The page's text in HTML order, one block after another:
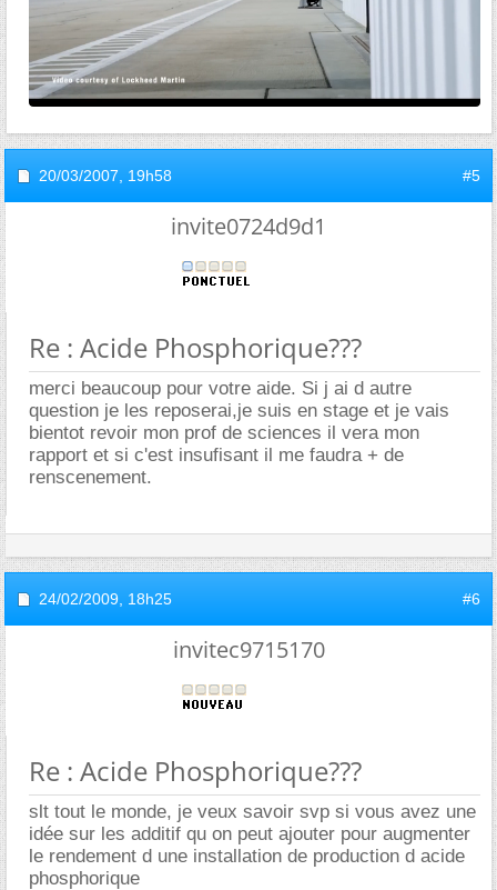
20/03/2007, 19h58 #5
invite0724d9d1
Re : Acide Phosphorique???
merci beaucoup pour votre aide. Si j ai d autre
question je les reposerai,je suis en stage et je vais
bientot revoir mon prof de sciences il vera mon
rapport et si c'est insufisant il me faudra + de
renscenement.
24/02/2009, 18h25 #6
invitec9715170
Re : Acide Phosphorique???
slt tout le monde, je veux savoir svp si vous avez une
idée sur les additif qu on peut ajouter pour augmenter
le rendement d une installation de production d acide
phosphorique